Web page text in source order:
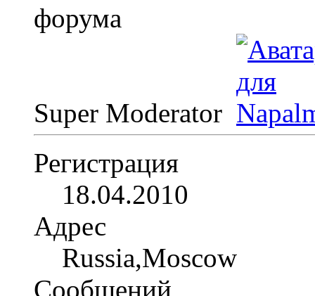
Super Moderator
Регистрация
18.04.2010
Адрес
Russia,Moscow
Сообщений